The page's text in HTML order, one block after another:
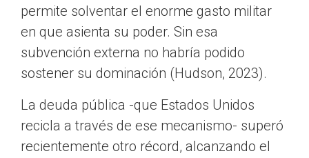
permite solventar el enorme gasto militar
en que asienta su poder. Sin esa
subvención externa no habría podido
sostener su dominación (Hudson, 2023).
La deuda pública -que Estados Unidos
recicla a través de ese mecanismo- superó
recientemente otro récord, alcanzando el